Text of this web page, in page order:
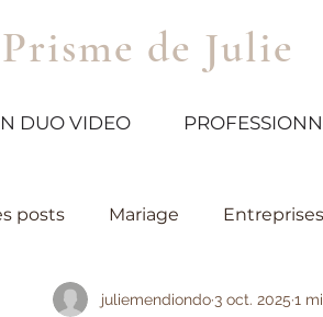
de Julie
DUO VIDEO
posts Mariage Entreprises
juliemendiondo 3 oct. 2025 1